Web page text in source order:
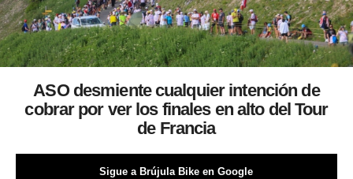
ASO desmiente cualquier intención de
cobrar por ver los finales en alto del Tour
de Francia
Sigue a Brújula Bike en Google